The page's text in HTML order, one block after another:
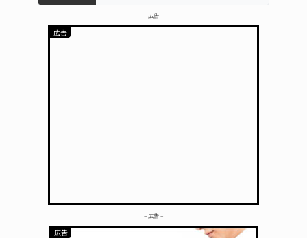
– 広告 –
– 広告 –